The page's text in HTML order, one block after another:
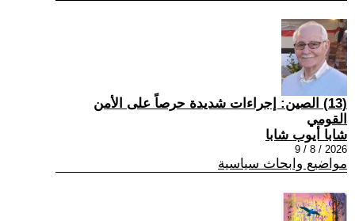
(13) الصين: إجراءات شديدة حرصاً على الأمن
القومي
شابا أيوب شابا
2026 / 8 / 9
مواضيع وابحاث سياسية